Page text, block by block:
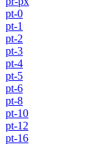
pt-0
pt-1
pt-2
pt-3
pt-4
pt-5
pt-6
pt-8
pt-10
pt-12
pt-16